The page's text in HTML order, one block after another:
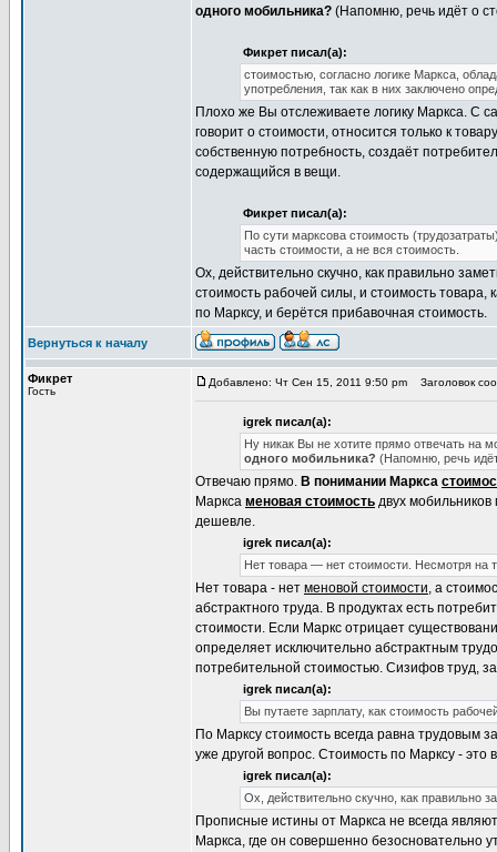
одного мобильника? (Напомню, речь идёт о
Фикрет писал(а):
стоимостью, согласно логике Маркса,
употребления, так как в них заключено
Плохо же Вы отслеживаете логику Маркса. С
говорит о стоимости, относится только к
собственную потребность, создаёт
содержащийся в вещи.
Фикрет писал(а):
По сути марксова стоимость
часть стоимости, а не вся стоимость.
Ох, действительно скучно, как правильно
стоимость рабочей силы, и стоимость товара,
по Марксу, и берётся прибавочная стоимость.
Вернуться к началу
Фикрет
Гость
Добавлено: Чт Сен 15, 2011 9:50 pm Заголовок
igrek писал(а):
Ну никак Вы не хотите прямо отвечать на
одного мобильника? (Напомню, речь
Отвечаю прямо. В понимании Маркса
Маркса меновая стоимость двух
дешевле.
igrek писал(а):
Нет товара — нет стоимости. Несмотря на
Нет товара - нет меновой стоимости, а
абстрактного труда. В продуктах есть
стоимости. Если Маркс отрицает
определяет исключительно абстрактным
потребительной стоимостью. Сизифов труд,
igrek писал(а):
Вы путаете зарплату, как стоимость
По Марксу стоимость всегда равна трудовым
уже другой вопрос. Стоимость по Марксу - это
igrek писал(а):
Ох, действительно скучно, как правильно
Прописные истины от Маркса не всегда
Маркса, где он совершенно безосновательно